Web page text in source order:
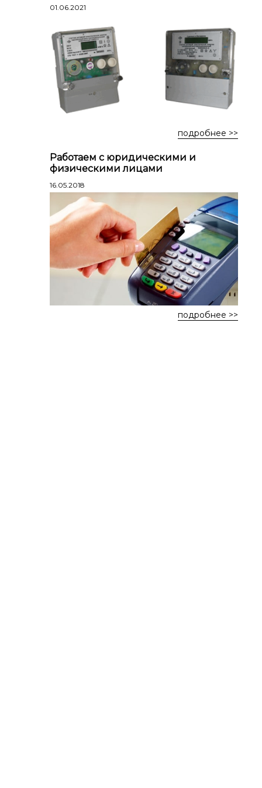
Стремянки алюминиевые
Стремянки двухсторонние
алюминиевые
Стремянки стальные
Стремянки двухсторонние стальные
01.06.2021
подробнее >>
Работаем с юридическими и
физическими лицами
16.05.2018
подробнее >>